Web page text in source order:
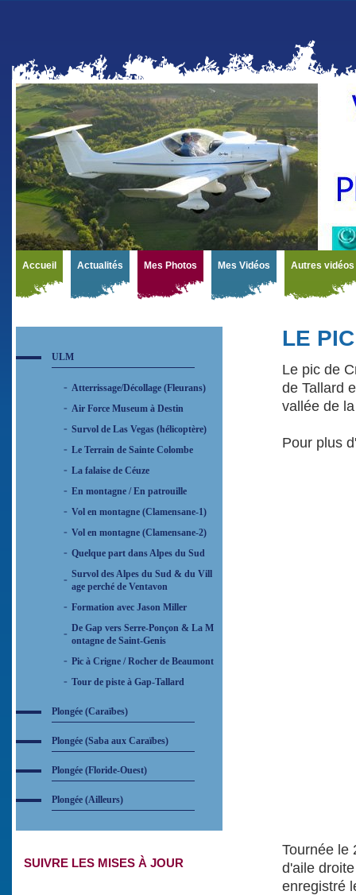
Accueil Actualités Mes Photos Mes Vidéos Autres vidéos
ULM
Atterrissage/Décollage (Fleurans)
Air Force Museum à Destin
Survol de Las Vegas (hélicoptère)
Le Terrain de Sainte Colombe
La falaise de Céuze
En montagne / En patrouille
Vol en montagne (Clamensane-1)
Vol en montagne (Clamensane-2)
Quelque part dans Alpes du Sud
Survol des Alpes du Sud & du Vill
age perché de Ventavon
Formation avec Jason Miller
De Gap vers Serre-Ponçon & La M
ontagne de Saint-Genis
Pic à Crigne / Rocher de Beaumont
Tour de piste à Gap-Tallard
Plongée (Caraïbes)
Plongée (Saba aux Caraïbes)
Plongée (Floride-Ouest)
Plongée (Ailleurs)
SUIVRE LES MISES À JOUR
LE
Le pic de
de Tallard
vallée de
Pour plus
Tournée le
d'aile
enregistré